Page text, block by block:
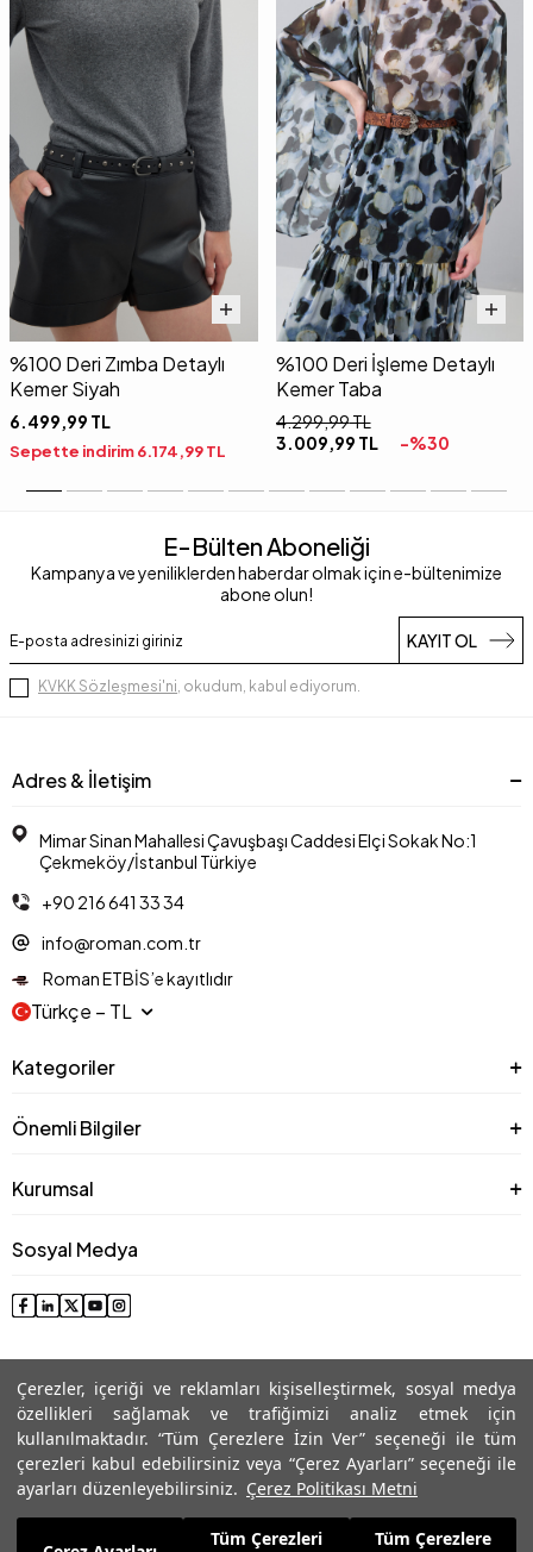
Çerezler, içeriği ve reklamları kişiselleştirmek, sosyal medya
özellikleri sağlamak ve trafiğimizi analiz etmek için
kullanılmaktadır. “Tüm Çerezlere İzin Ver” seçeneği ile tüm
çerezleri kabul edebilirsiniz veya “Çerez Ayarları” seçeneği ile
ayarları düzenleyebilirsiniz. Çerez Politikası Metni
Tüm Çerezleri Tüm Çerezlere
1.329,99TL
%100 Deri Zımba Detaylı
Kemer Siyah
6.499,99 TL
Sepette indirim6.174,99TL
%100 Deri İşleme Detaylı
Kemer Taba
4.299,99TL
3.009,99 TL -%30
E-Bülten Aboneliği
Kampanya ve yeniliklerden haberdar olmak için e-bültenimize
abone olun!
KAYIT OL
KVKK Sözleşmesi'ni, okudum, kabul ediyorum.
Adres & İletişim
Mimar Sinan Mahallesi Çavuşbaşı Caddesi Elçi Sokak No:1
Çekmeköy/İstanbul Türkiye
+90 216 641 33 34
info@roman.com.tr
Roman ETBİS’e kayıtlıdır
Türkçe − TL
Kategoriler
Önemli Bilgiler
Kurumsal
Sosyal Medya
© 2025 Roman® Tüm Hakları Saklıdır, İzinsiz kullanılamaz